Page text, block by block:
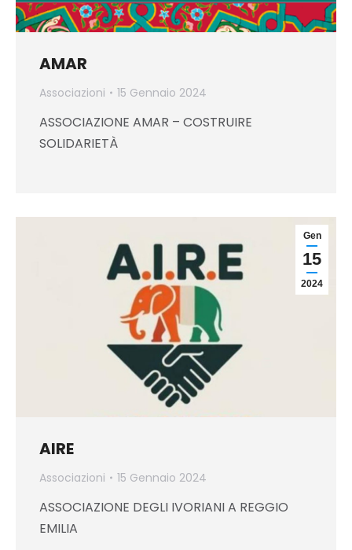
AMAR
Associazioni 15 Gennaio 2024
ASSOCIAZIONE AMAR – COSTRUIRE
SOLIDARIETÀ
Gen
15
2024
AIRE
Associazioni 15 Gennaio 2024
ASSOCIAZIONE DEGLI IVORIANI A REGGIO
EMILIA